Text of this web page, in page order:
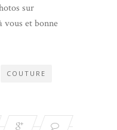
sur
vous et bonne
COUTURE